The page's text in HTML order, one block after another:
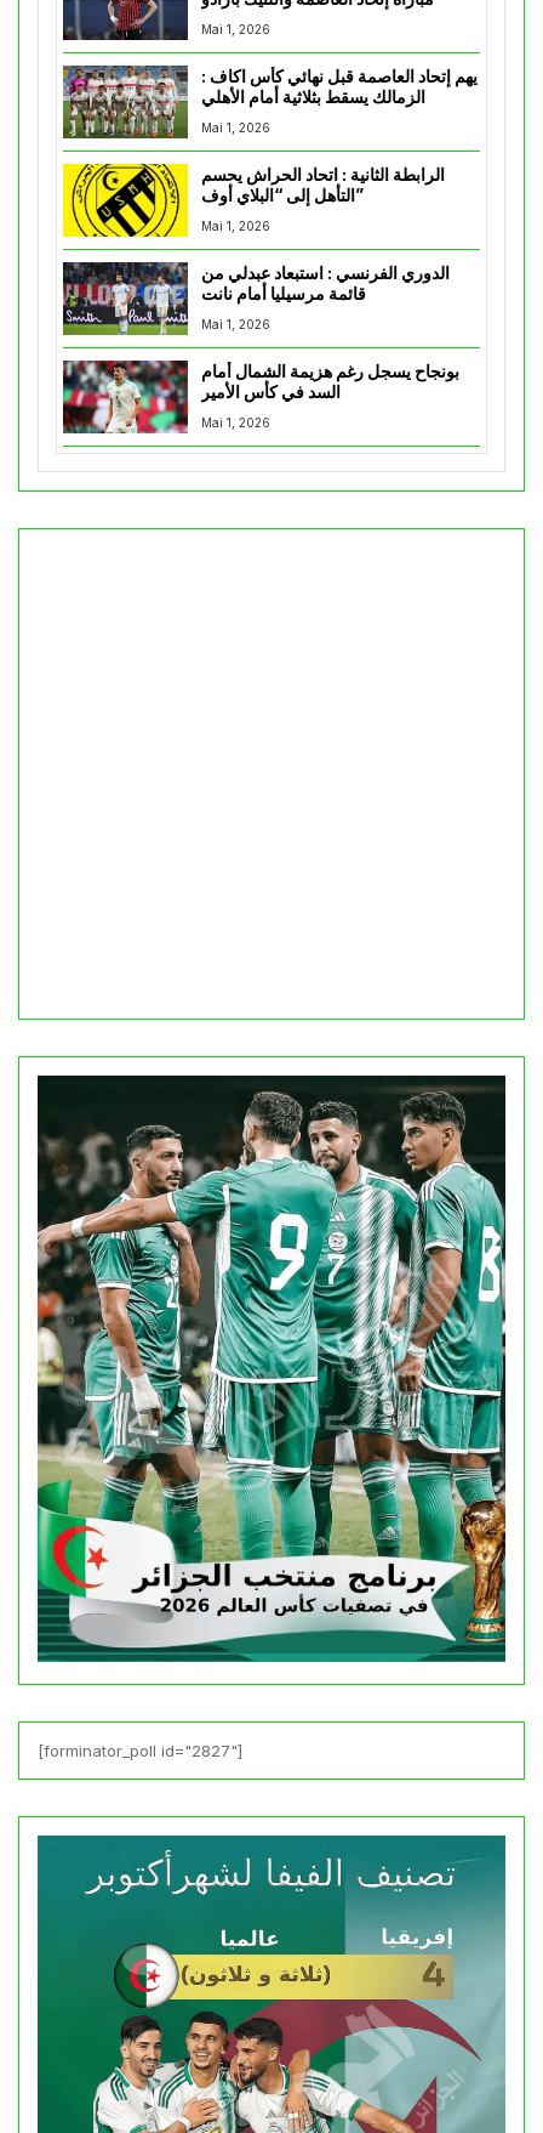
Mai 1, 2026
يهم إتحاد العاصمة قبل نهائي كأس اكاف :
Mai 1, 2026
الرابطة الثانية : اتحاد الحراش يحسم
التأهل إلى “البلاي أوف”
Mai 1, 2026
الدوري الفرنسي : استبعاد عبدلي من
قائمة مرسيليا أمام نانت
Mai 1, 2026
بونجاح يسجل رغم هزيمة الشمال أمام
السد في كأس الأمير
Mai 1, 2026
[forminator_poll id="2827"]